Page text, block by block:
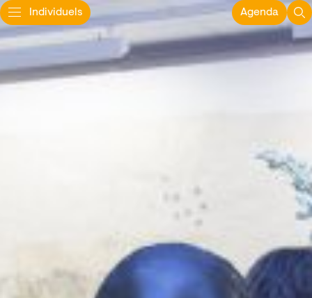
Individuels Agenda